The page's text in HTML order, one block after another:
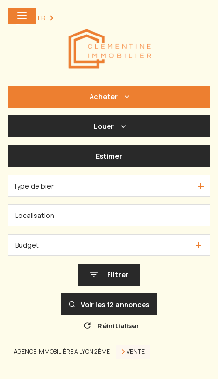
0
FR
Acheter
Louer
De l'immo pro
Estimer
Type de bien
Budget
Filtrer
Voir les 12 annonces
Réinitialiser
AGENCE IMMOBILIÈRE À LYON 2ÈME VENTE